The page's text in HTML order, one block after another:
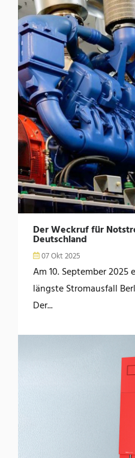
Der Weckruf für
Deutschland
07 Okt 2025
Am 10. September 2025
längste Stromausfall
Der...